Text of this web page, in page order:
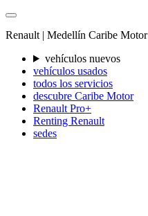
Renault | Medellín Caribe Motor
vehículos nuevos
vehículos usados
todos los servicios
descubre Caribe Motor
Renault Pro+
Renting Renault
sedes